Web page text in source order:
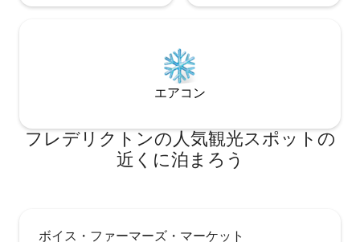
エアコン
フレデリクトンの人気観光スポットの
近くに泊まろう
ボイス・ファーマーズ・マーケット